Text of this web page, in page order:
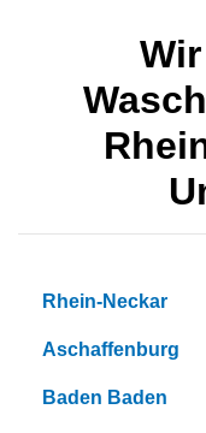
Rhein-Neckar
Aschaffenburg
Baden Baden